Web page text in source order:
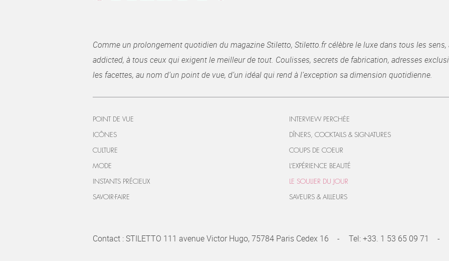
Comme un prolongement quotidien du magazine Stiletto, Stiletto.fr célèbre le luxe dans tous les
addicted, à tous ceux qui exigent le meilleur de tout. Coulisses, secrets de fabrication, adresses
les facettes, au nom d’un point de vue, d’un idéal qui rend à l’exception sa dimension quotidienne.
POINT DE VUE
ICÔNES
CULTURE
MODE
INSTANTS PRÉCIEUX
SAVOIR-FAIRE
INTERVIEW PERCHÉE
DÎNERS, COCKTAILS & SIGNATURES
COUPS DE COEUR
L’EXPÉRIENCE BEAUTÉ
LE SOULIER DU JOUR
SAVEURS & AILLEURS
Contact : STILETTO 111 avenue Victor Hugo, 75784 Paris Cedex 16 Tel:+33. 1 53 65 09 71